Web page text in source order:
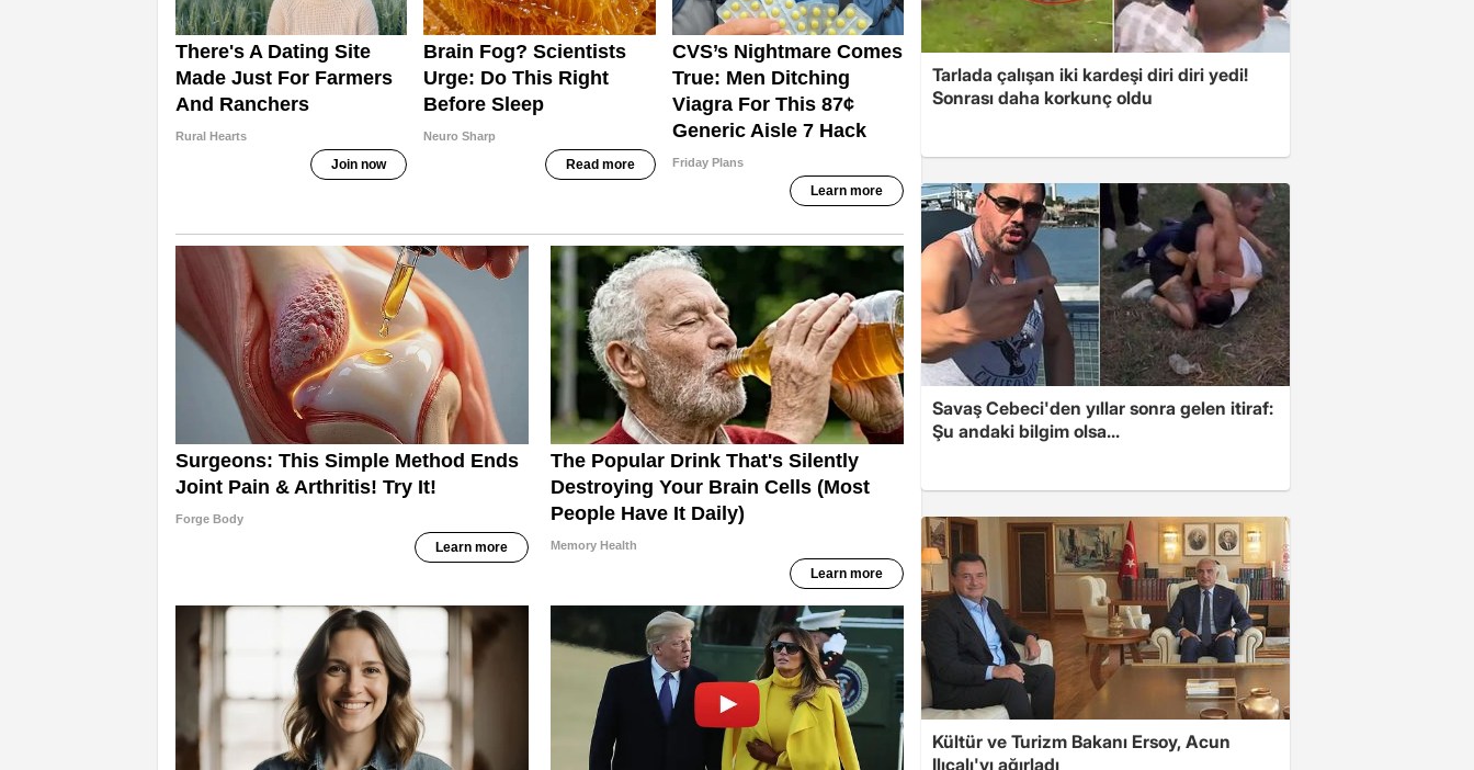
Tarlada çalışan iki kardeşi diri diri yedi!
Sonrası daha korkunç oldu
Savaş Cebeci'den yıllar sonra gelen itiraf:
Şu andaki bilgim olsa...
Kültür ve Turizm Bakanı Ersoy, Acun
Ilıcalı'yı ağırladı